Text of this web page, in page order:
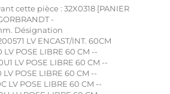
cette pièce : 32X0318 [PANIER
-
Désignation
LV ENCAST/INT. 60CM
LV POSE LIBRE 60 CM --
LV POSE LIBRE 60 CM --
POSE LIBRE 60 CM --
LV POSE LIBRE 60 CM --